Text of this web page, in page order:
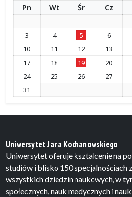
Pn
Wt Śr Cz
3
4 5 6
10
11 12 13
17
18 19 20
24
25 26 27
31
Uniwersytet Jana Kochanowskiego
Uniwersytet oferuje ksztalcenie na
studiów i blisko 150 specjalnościach
wszystkich dziedzin naukowych, w
społecznych, nauk medycznych i